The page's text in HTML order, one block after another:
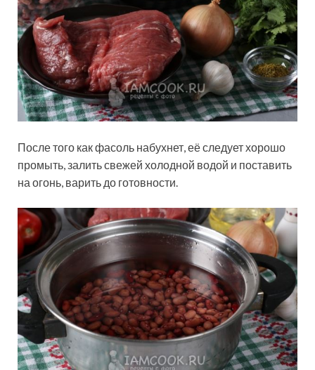
После того как фасоль набухнет, её следует хорошо
промыть, залить свежей холодной водой и поставить
на огонь, варить до готовности.